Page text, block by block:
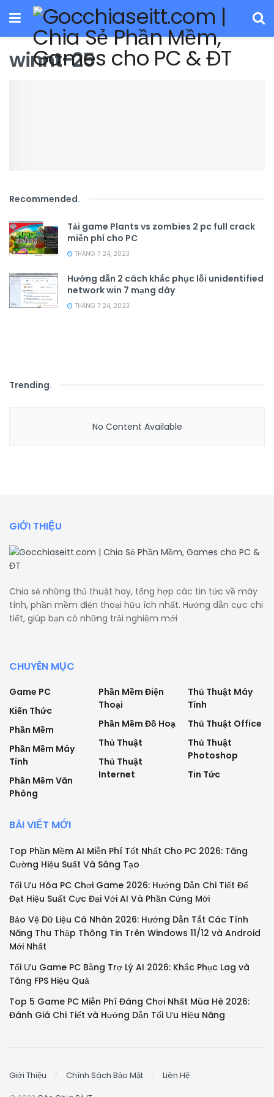
winnt-25
Recommended.
Tải game Plants vs zombies 2 pc full crack
miễn phí cho PC
THÁNG 7 24, 2023
Hướng dẫn 2 cách khắc phục lỗi unidentified
network win 7 mạng dây
THÁNG 7 24, 2023
Trending.
No Content Available
GIỚI THIỆU
Chia sẻ những thủ thuật hay, tổng hợp các tin tức về máy
tính, phần mềm điện thoại hữu ích nhất. Hướng dẫn cực chi
tiết, giúp bạn có những trải nghiệm mới
CHUYÊN MỤC
Game PC
Kiến Thức
Phần Mềm
Phần Mềm Máy
Tính
Phần Mềm Văn
Phòng
Phần Mềm Điện
Thoại
Phần Mềm Đồ Hoạ
Thủ Thuật
Thủ Thuật
Internet
Thủ Thuật Máy
Tính
Thủ Thuật Office
Thủ Thuật
Photoshop
Tin Tức
BÀI VIẾT MỚI
Top Phần Mềm AI Miễn Phí Tốt Nhất Cho PC 2026: Tăng
Cường Hiệu Suất Và Sáng Tạo
Tối Ưu Hóa PC Chơi Game 2026: Hướng Dẫn Chi Tiết Để
Đạt Hiệu Suất Cực Đại Với AI Và Phần Cứng Mới
Bảo Vệ Dữ Liệu Cá Nhân 2026: Hướng Dẫn Tắt Các Tính
Năng Thu Thập Thông Tin Trên Windows 11/12 và Android
Mới Nhất
Tối Ưu Game PC Bằng Trợ Lý AI 2026: Khắc Phục Lag và
Tăng FPS Hiệu Quả
Top 5 Game PC Miễn Phí Đáng Chơi Nhất Mùa Hè 2026:
Đánh Giá Chi Tiết và Hướng Dẫn Tối Ưu Hiệu Năng
Giới Thiệu Chính Sách Bảo Mật Liên Hệ